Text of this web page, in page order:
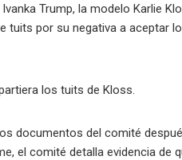
Trump, la modelo Karlie
tuits por su negativa a aceptar
los tuits de Kloss.
documentos del comité
el comité detalla evidencia de